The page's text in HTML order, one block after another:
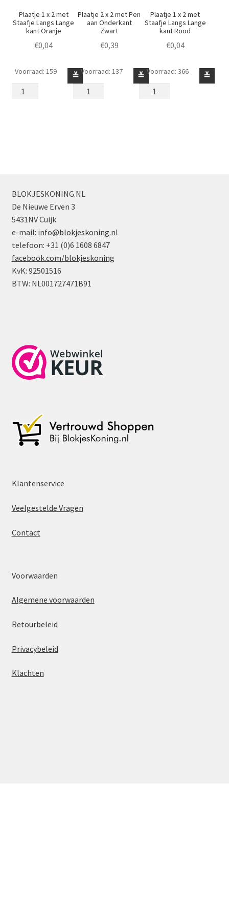
Plaatje 1 x 2 met
Staafje Langs Lange
kant Oranje
€0,04
Plaatje
1
Oranje
aantal
≚
Voorraad: 159
Plaatje 2 x 2 met Pen
aan Onderkant
Zwart
€0,39
Plaatje
2
aantal
≚
Voorraad: 137
Plaatje 1 x 2 met
Staafje Langs Lange
kant Rood
€0,04
Plaatje
1
≚
Voorraad: 366
BLOKJESKONING.NL
De Nieuwe Erven 3
5431NV Cuijk
e-mail: info@blokjeskoning.nl
telefoon: +31 (0)6 1608 6847
facebook.com/blokjeskoning
KvK: 92501516
BTW: NL001727471B91
Klantenservice
Veelgestelde Vragen
Contact
Voorwaarden
Algemene voorwaarden
Retourbeleid
Privacybeleid
Klachten